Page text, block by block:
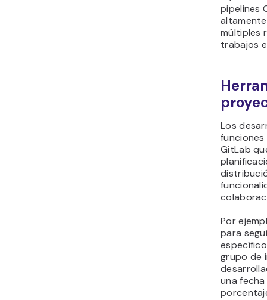
pipelines
múltiples
trabajos
Los
GitLab
Por
para
grupo de
una